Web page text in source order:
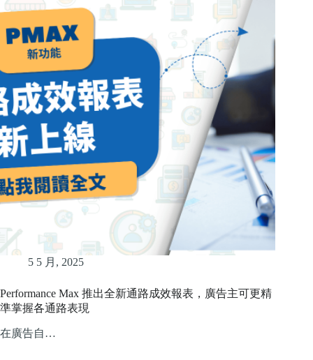
5 5 月, 2025
Performance Max 推出全新通路成效報表，廣告主可更精
準掌握各通路表現
在廣告自…